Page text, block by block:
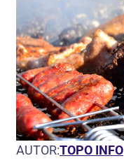
AUTOR:TOPO INFO